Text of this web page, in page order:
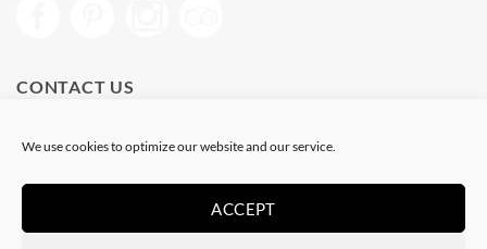
We use cookies to optimize our website and our service.
ACCEPT
CONTACT US
Phone: (+34) 93 513 04 65